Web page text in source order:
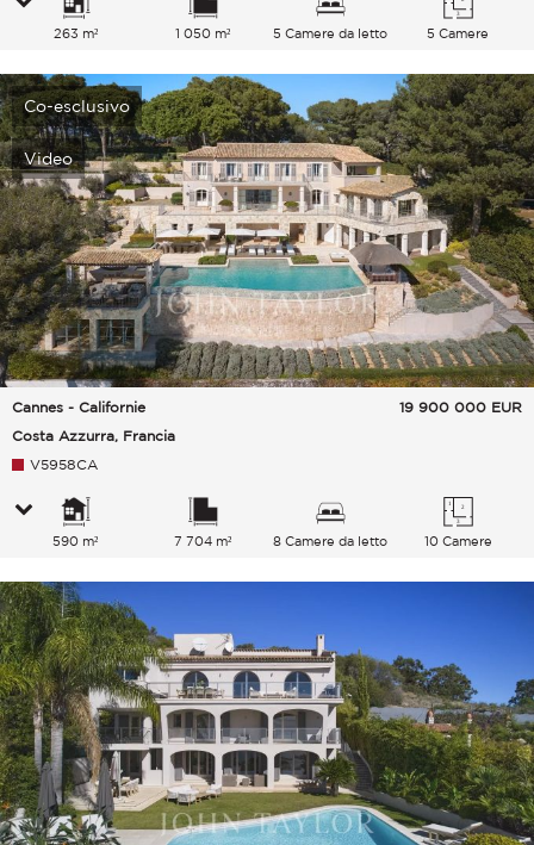
263 m² 1 050 m² 5 Camere da letto 5 Camere
Co-esclusivo
Video
Cannes - Californie
Costa Azzurra, Francia
19 900 000 EUR
V5958CA
590 m² 7 704 m² 8 Camere da letto 10 Camere